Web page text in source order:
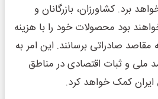
برد. کشاورزان، بازرگانان و
بود محصولات خود را با هزینه
مقاصد صادراتی برسانند. این امر به
ملی و ثبات اقتصادی در مناطق
کمک خواهد کرد.